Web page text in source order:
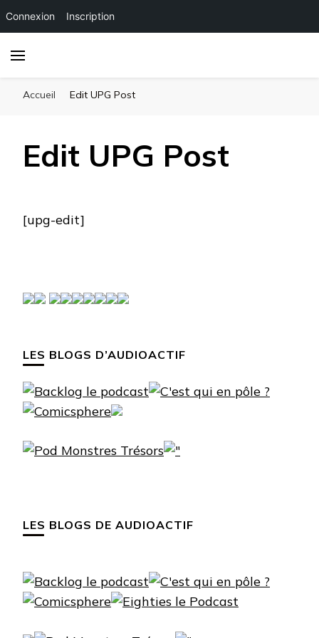
Connexion Inscription
Accueil Edit UPG Post
Edit UPG Post
[upg-edit]
LES BLOGS D’AUDIOACTIF
LES BLOGS DE AUDIOACTIF